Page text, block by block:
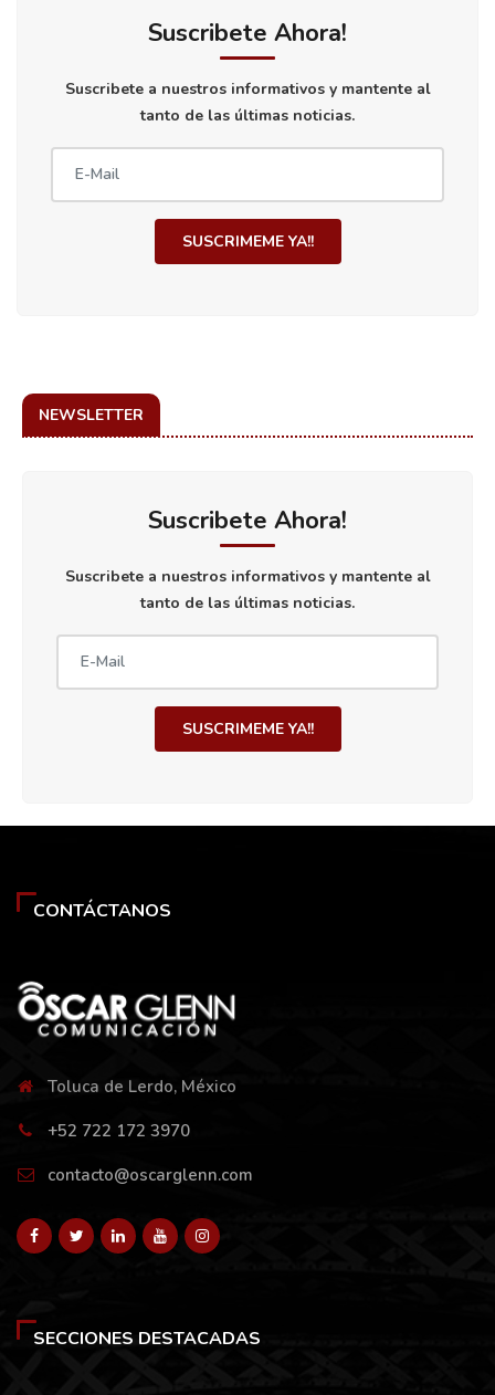
Suscribete Ahora!
Suscribete a nuestros informativos y mantente al
tanto de las últimas noticias.
SUSCRIMEME YA!!
NEWSLETTER
Suscribete Ahora!
Suscribete a nuestros informativos y mantente al
tanto de las últimas noticias.
SUSCRIMEME YA!!
CONTÁCTANOS
Toluca de Lerdo, México
+52 722 172 3970
contacto@oscarglenn.com
SECCIONES DESTACADAS